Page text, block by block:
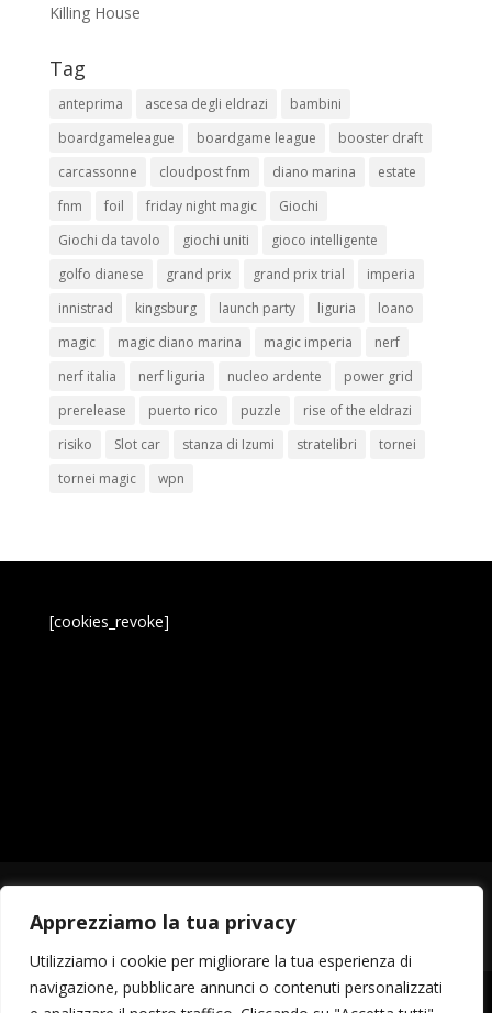
Apprezziamo la tua privacy
Utilizziamo i cookie per migliorare la tua esperienza di
navigazione, pubblicare annunci o contenuti personalizzati
Killing House
Tag
anteprima ascesa degli eldrazi
bambini
boardgameleague
boardgame league
booster draft
carcassonne
cloudpost fnm diano marina
estate
fnm
foil friday night magic
Giochi
Giochi da tavolo
giochi uniti
gioco intelligente
golfo dianese
grand prix grand prix trial
imperia
innistrad
kingsburg launch party liguria
loano
magic
magic diano marina magic imperia
nerf
nerf italia
nerf liguria nucleo ardente
power grid
prerelease
puerto rico puzzle
rise of the eldrazi
risiko
Slot car stanza di Izumi stratelibri
tornei
tornei magic
wpn
[cookies_revoke]
GLE2023 EVENTI
TORNEI
Lucifer Airsoft
Rifugio La Cuccia